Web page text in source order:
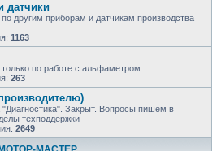
датчики
другим приборам и датчикам производства
1163
по работе с альфаметром
263
Закрыт. Вопросы пишем в
техподдержки
2649